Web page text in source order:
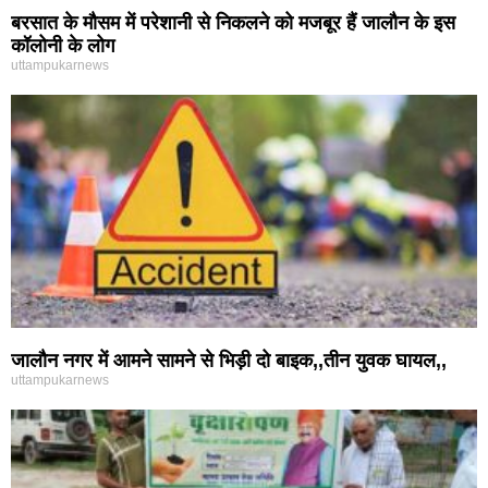
बरसात के मौसम में परेशानी से निकलने को मजबूर हैं जालौन के इस
कॉलोनी के लोग
uttampukarnews
जालौन नगर में आमने सामने से भिड़ी दो बाइक,,तीन युवक घायल,,
uttampukarnews